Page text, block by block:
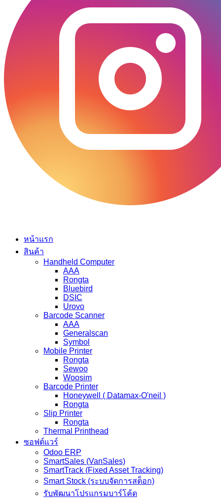
หน้าแรก
สินค้า
Handheld Computer
AAA
Rongta
Bluebird
DSIC
Urovo
Barcode Scanner
AAA
Generalscan
Symbol
Mobile Printer
Rongta
Sewoo
Woosim
Barcode Printer
Honeywell ( Datamax-O'neil )
Rongta
Slip Printer
Rongta
Thermal Printhead
ซอฟต์แวร์
Odoo ERP
SmartSales (VanSales)
SmartTrack (Fixed Asset Tracking)
Smart Stock (ระบบจัดการสต็อก)
รับพัฒนาโปรแกรมบาร์โค้ด